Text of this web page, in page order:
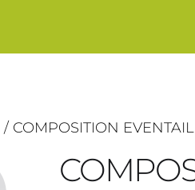
/ COMPOSITION EVENTAIL